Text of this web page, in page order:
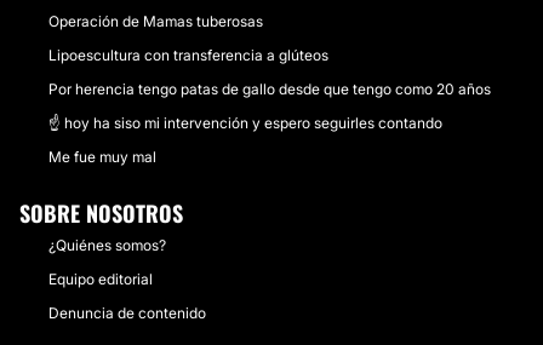
Operación de Mamas tuberosas
Lipoescultura con transferencia a glúteos
Por herencia tengo patas de gallo desde que tengo como 20 años
☝ hoy ha siso mi intervención y espero seguirles contando
Me fue muy mal
SOBRE NOSOTROS
¿Quiénes somos?
Equipo editorial
Denuncia de contenido